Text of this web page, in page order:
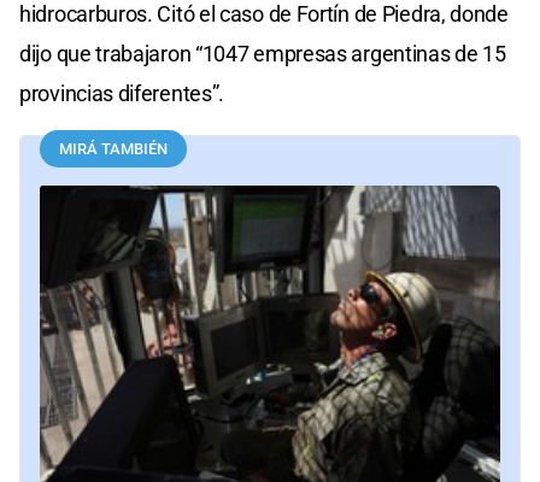
hidrocarburos. Citó el caso de Fortín de Piedra, donde
dijo que trabajaron “1047 empresas argentinas de 15
provincias diferentes”.
MIRÁ TAMBIÉN